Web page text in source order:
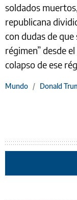
soldados
republicana
con dudas de
régimen” desde
colapso de ese
Mundo / Donald